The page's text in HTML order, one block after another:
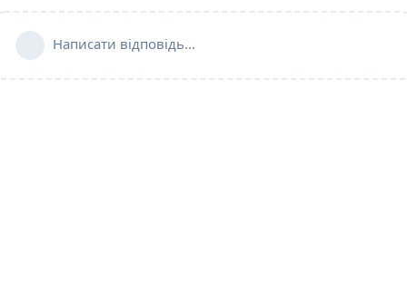
Написати відповідь...